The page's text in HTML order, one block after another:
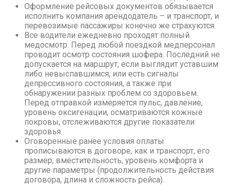
Оформление рейсовых документов обязывается
исполнить компания арендодатель – и транспорт, и
перевозимые пассажиры конечно же страхуются.
Все водители ежедневно проходят полный
медосмотр. Перед любой поездкой медперсонал
проводит осмотр состояния шофера. Последний не
допускается на маршрут, если выглядит уставшим
либо невыспавшимся, или есть сигналы
депрессивного состояния, а также при
обнаружении разных проблем со здоровьем.
Перед отправкой измеряется пульс, давление,
уровень оксигенации, осматриваются кожные
покровы, отслеживаются другие показатели
здоровья.
Оговоренные ранее условия оплаты
прописываются в договоре, как и транспорт, его
размер, вместительность, уровень комфорта и
другие параметры (продолжительность действия
договора, длина и сложность рейса).